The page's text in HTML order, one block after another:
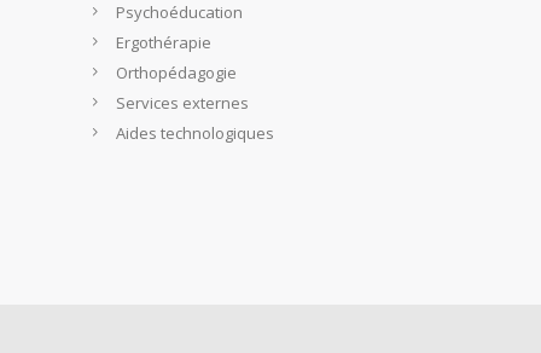
Psychoéducation
Ergothérapie
Orthopédagogie
Services externes
Aides technologiques